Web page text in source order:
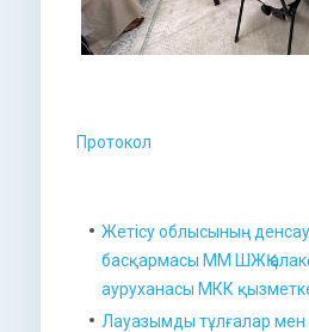
Протокол
Жетісу облысының
басқармасы ММ ШЖҚ
ауруханасы МКК
Лауазымды тұлғалар мен